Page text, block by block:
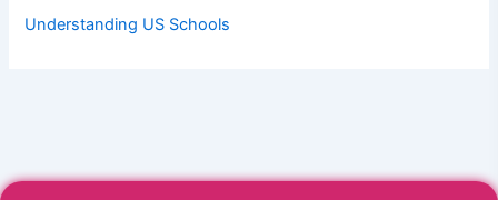
Understanding US Schools